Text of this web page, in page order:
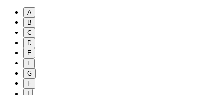
A
B
C
D
E
F
G
H